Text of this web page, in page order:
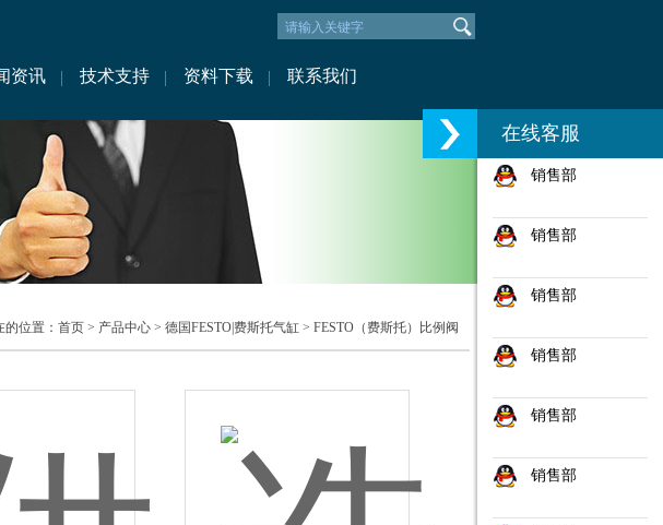
资讯 技术支持 资料下载 联系我们
的位置： 首页 > 产品中心 > 德国FESTO|费斯托气缸 > FESTO（费斯托）比例阀
在线客服
销售部
销售部
销售部
销售部
销售部
销售部